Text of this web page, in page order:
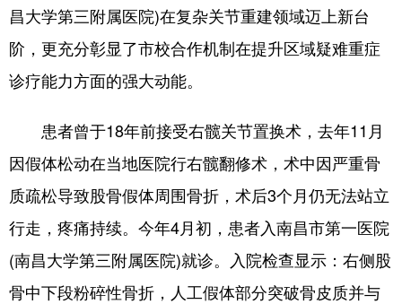
城市 旅游 能源 会展
彩票 娱乐 时尚 悦读
文化产业
地方频道
辽宁 吉林 上海 江苏
昌大学第三附属医院)在复杂关节重建领域迈上新台
阶，更充分彰显了市校合作机制在提升区域疑难重症
诊疗能力方面的强大动能。
患者曾于18年前接受右髋关节置换术，去年11月
因假体松动在当地医院行右髋翻修术，术中因严重骨
质疏松导致股骨假体周围骨折，术后3个月仍无法站立
行走，疼痛持续。今年4月初，患者入南昌市第一医院
(南昌大学第三附属医院)就诊。入院检查显示：右侧股
骨中下段粉碎性骨折，人工假体部分突破骨皮质并与